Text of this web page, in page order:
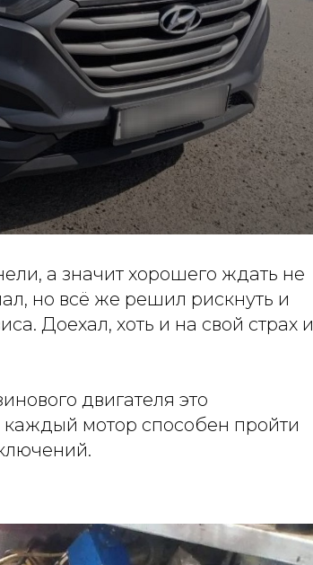
а значит хорошего ждать не
но всё же решил рискнуть и
Доехал, хоть и на свой страх и
двигателя это
каждый мотор способен пройти